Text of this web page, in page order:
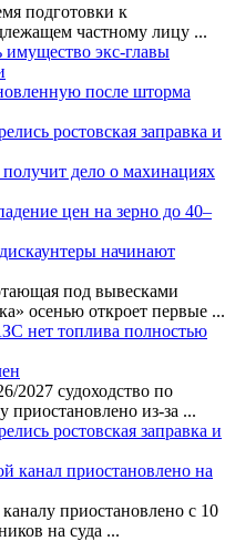
подготовки к
частному лицу ...
экс-главы
после шторма
ростовская заправка и
дело о махинациях
цен на зерно до 40–
начинают
под вывесками
осенью откроет первые ...
нет топлива полностью
2027 судоходство по
приостановлено из-за ...
ростовская заправка и
канал приостановлено на
приостановлено с 10
на суда ...